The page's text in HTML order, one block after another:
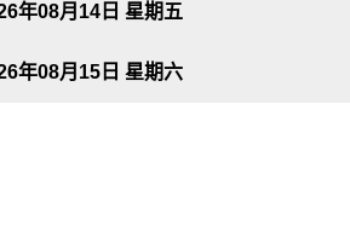
年08月14日 星期五
年08月15日 星期六